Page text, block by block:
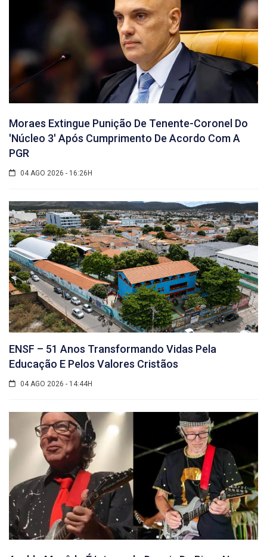
Moraes Extingue Punição De Tenente-Coronel Do
'núcleo 3' Após Cumprimento De Acordo Com A
PGR
04 AGO 2026 - 16:26H
ENSF – 51 Anos Transformando Vidas Pela
Educação E Pelos Valores Cristãos
04 AGO 2026 - 14:44H